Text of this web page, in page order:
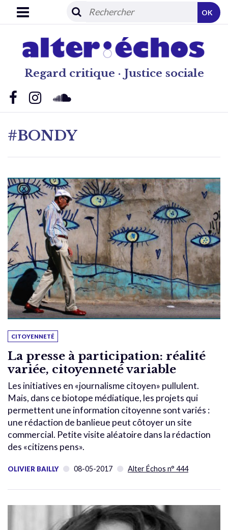
Regard critique · Justice sociale
OK
#BONDY
CITOYENNETÉ
La presse à participation: réalité
variée, citoyenneté variable
Les initiatives en «journalisme citoyen» pullulent.
Mais, dans ce biotope médiatique, les projets qui
permettent une information citoyenne sont variés :
une rédaction de banlieue peut côtoyer un site
commercial. Petite visite aléatoire dans la rédaction
des «citizens pens».
OLIVIER BAILLY 08-05-2017 Alter Échos n° 444